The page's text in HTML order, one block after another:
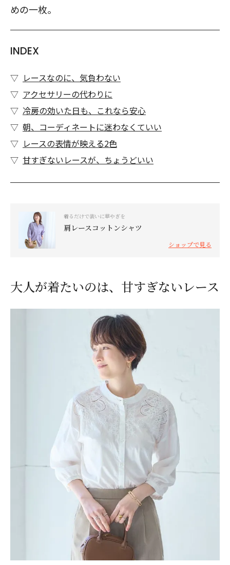
めの一枚。
INDEX
レースなのに、気負わない
アクセサリーの代わりに
冷房の効いた日も、これなら安心
朝、コーディネートに迷わなくていい
レースの表情が映える2色
甘すぎないレースが、ちょうどいい
着るだけで装いに華やぎを
肩レースコットンシャツ
ショップで見る
大人が着たいのは、甘すぎないレース